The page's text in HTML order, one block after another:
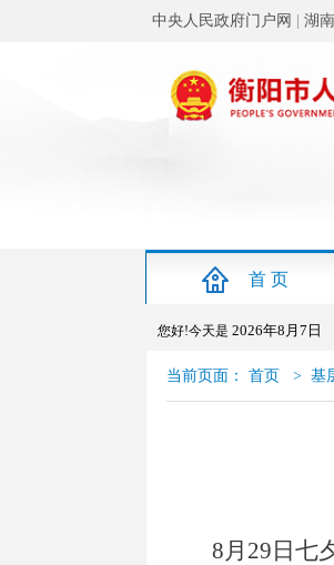
中央人民政府门户网 湖
首 页
您好!今天是 2026年8月7日
当前页面： 首页 > 基
8月29日七